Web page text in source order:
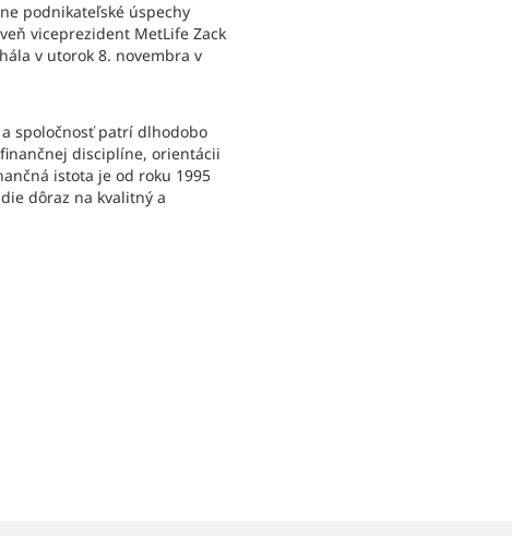
podnikateľské úspechy
viceprezident MetLife Zack
v utorok 8. novembra v
spoločnosť patrí dlhodobo
disciplíne, orientácii
istota je od roku 1995
dôraz na kvalitný a